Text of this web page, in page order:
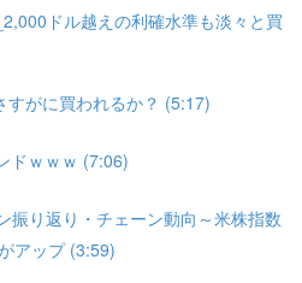
ドル越えの利確水準も淡々と買
すがに買われるか？ (5:17)
ドｗｗｗ (7:06)
振り返り・チェーン動向～米株指数
アップ (3:59)